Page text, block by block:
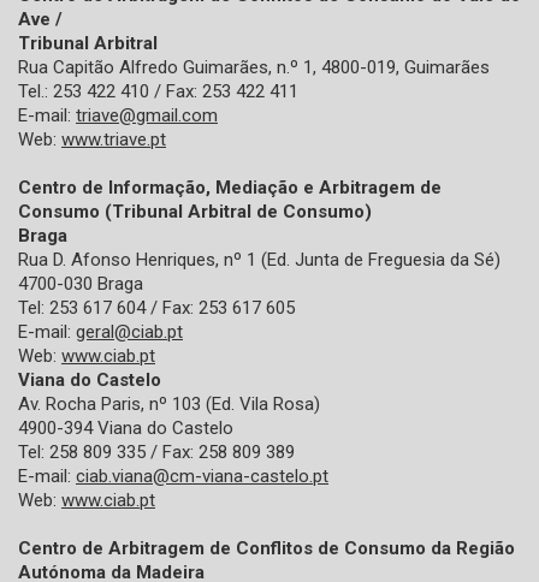
Ave /
Tribunal Arbitral
Rua Capitão Alfredo Guimarães, n.º 1, 4800-019, Guimarães
Tel.: 253 422 410 / Fax: 253 422 411
E-mail: triave@gmail.com
Web: www.triave.pt
Centro de Informação, Mediação e Arbitragem de
Consumo (Tribunal Arbitral de Consumo)
Braga
Rua D. Afonso Henriques, nº 1 (Ed. Junta de Freguesia da Sé)
4700-030 Braga
Tel: 253 617 604 / Fax: 253 617 605
E-mail: geral@ciab.pt
Web: www.ciab.pt
Viana do Castelo
Av. Rocha Paris, nº 103 (Ed. Vila Rosa)
4900-394 Viana do Castelo
Tel: 258 809 335 / Fax: 258 809 389
E-mail: ciab.viana@cm-viana-castelo.pt
Web: www.ciab.pt
Centro de Arbitragem de Conflitos de Consumo da Região
Autónoma da Madeira